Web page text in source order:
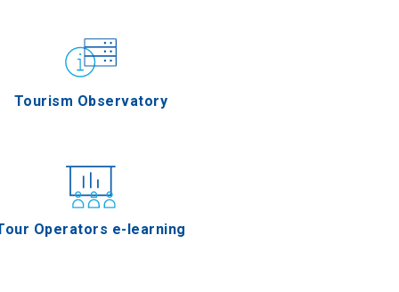
Tourism Observatory
Operators e-learning